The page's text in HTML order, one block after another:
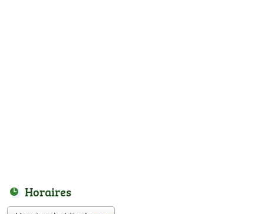
Horaires